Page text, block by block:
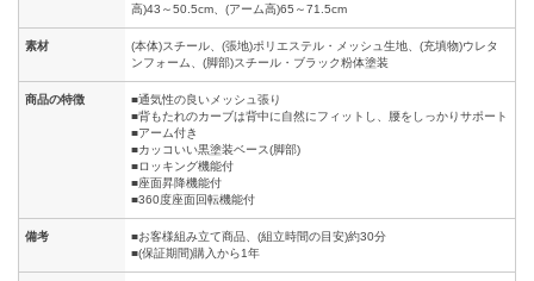
高)43～50.5cm、(アーム高)65～71.5cm
素材
(本体)スチール、(張地)ポリエステル・メッシュ生地、(充填物)ウレタ
ンフォーム、(脚部)スチール・ブラック粉体塗装
商品の特徴
■通気性の良いメッシュ張り
■背もたれのカーブは背中に自然にフィットし、腰をしっかりサポート
■アーム付き
■カッコいい黒塗装ベース(脚部)
■ロッキング機能付
■座面昇降機能付
■360度座面回転機能付
備考
■お客様組み立て商品、(組立時間の目安)約30分
■(保証期間)購入から1年